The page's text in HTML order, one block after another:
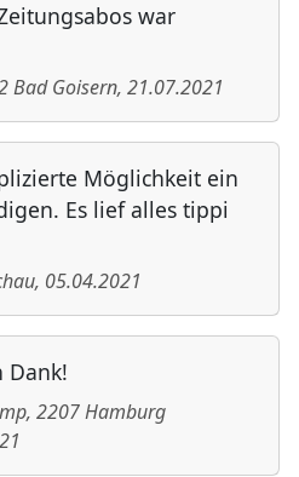
war
Bad Goisern, 21.07.2021
Möglichkeit ein
Es lief alles tippi
, 05.04.2021
Dank!
, 2207Hamburg